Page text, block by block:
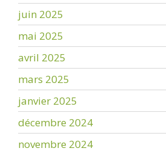
juin 2025
mai 2025
avril 2025
mars 2025
janvier 2025
décembre 2024
novembre 2024